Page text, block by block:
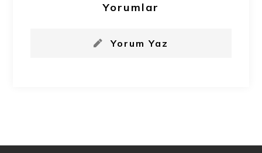
Yorumlar
Yorum Yaz